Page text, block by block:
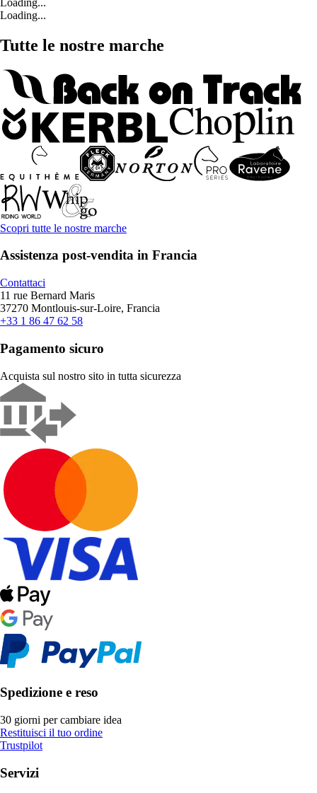
Loading...
Loading...
Tutte le nostre marche
Scopri tutte le nostre marche
Assistenza post-vendita in Francia
Contattaci
11 rue Bernard Maris
37270 Montlouis-sur-Loire, Francia
+33 1 86 47 62 58
Pagamento sicuro
Acquista sul nostro sito in tutta sicurezza
Spedizione e reso
30 giorni per cambiare idea
Restituisci il tuo ordine
Trustpilot
Servizi